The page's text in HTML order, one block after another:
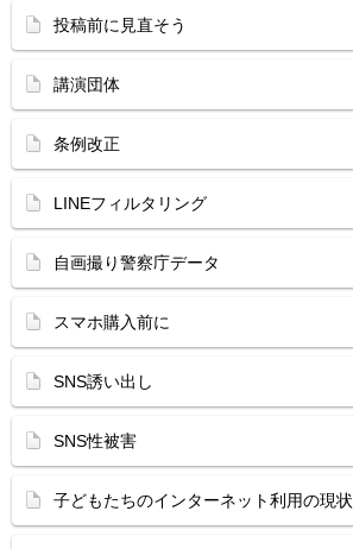
投稿前に見直そう
講演団体
条例改正
LINEフィルタリング
自画撮り警察庁データ
スマホ購入前に
SNS誘い出し
SNS性被害
子どもたちのインターネット利用の現状